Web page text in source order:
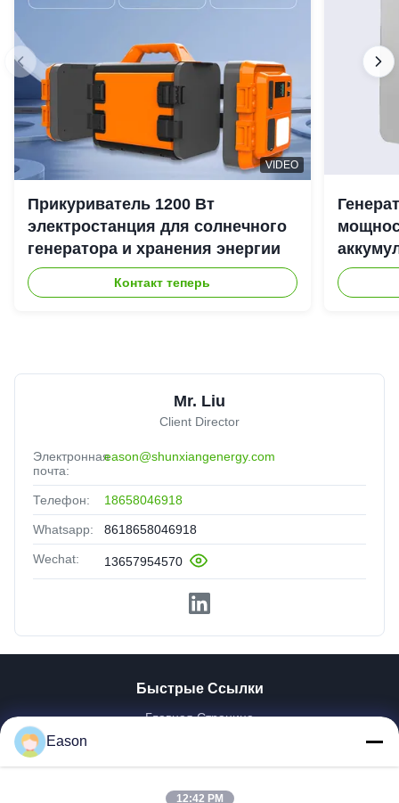
VIDEO
Прикуриватель 1200 Вт
электростанция для солнечного
генератора и хранения энергии
Контакт теперь
Mr. Liu
Client Director
Электронная
почта:
eason@shunxiangenergy.com
Телефон: 18658046918
Whatsapp: 8618658046918
Wechat: 13657954570
Быстрые Ссылки
Главная Страница
Ролики
Eason
12:42 PM